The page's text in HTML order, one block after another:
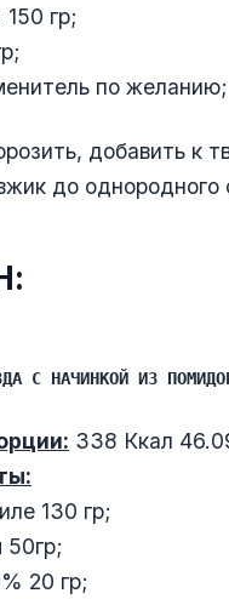
150 гр;
по желанию;
добавить к
до однородного
С НАЧИНКОЙ ИЗ
338 Ккал
130 гр;
20 гр;